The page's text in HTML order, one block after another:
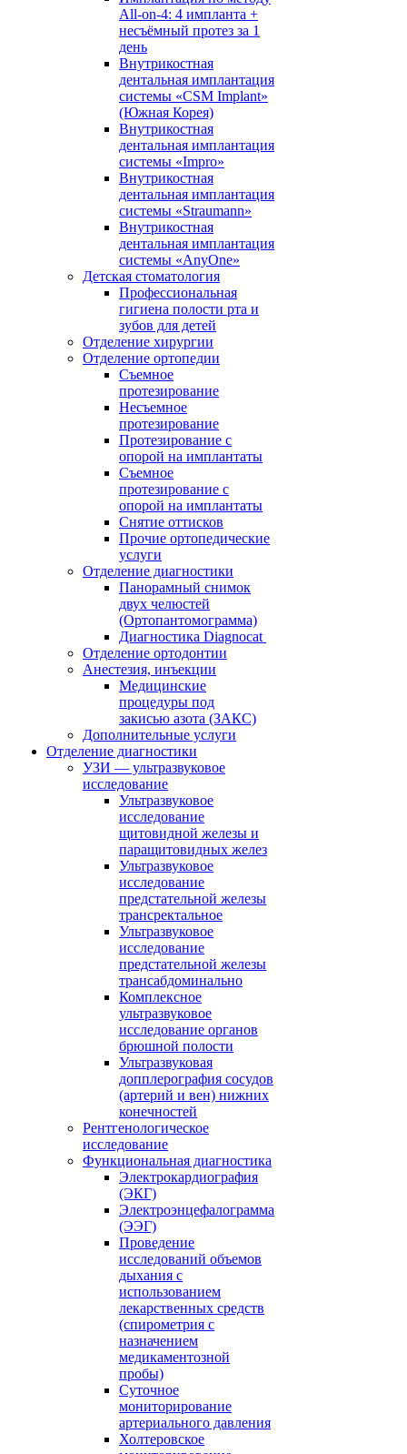
All-on-4: 4 импланта +
несъёмный протез за 1
день
Внутрикостная
дентальная имплантация
системы «CSM Implant»
(Южная Корея)
Внутрикостная
дентальная имплантация
системы «Impro»
Внутрикостная
дентальная имплантация
системы «Straumann»
Внутрикостная
дентальная имплантация
системы «AnyOne»
Детская стоматология
Профессиональная
гигиена полости рта и
зубов для детей
Отделение хирургии
Отделение ортопедии
Съемное
протезирование
Несъемное
протезирование
Протезирование с
опорой на имплантаты
Съемное
протезирование с
опорой на имплантаты
Снятие оттисков
Прочие ортопедические
услуги
Отделение диагностики
Панорамный снимок
двух челюстей
(Ортопантомограмма)
Диагностика Diagnocat
Отделение ортодонтии
Анестезия, инъекции
Медицинские
процедуры под
закисью азота (ЗАКС)
Дополнительные услуги
Отделение диагностики
УЗИ — ультразвуковое
исследование
Ультразвуковое
исследование
щитовидной железы и
паращитовидных желез
Ультразвуковое
исследование
предстательной железы
трансректальное
Ультразвуковое
исследование
предстательной железы
трансабдоминально
Комплексное
ультразвуковое
исследование органов
брюшной полости
Ультразвуковая
допплерография сосудов
(артерий и вен) нижних
конечностей
Рентгенологическое
исследование
Функциональная диагностика
Электрокардиография
(ЭКГ)
Электроэнцефалограмма
(ЭЭГ)
Проведение
исследований объемов
дыхания с
использованием
лекарственных средств
(спирометрия с
назначением
медикаментозной
пробы)
Суточное
мониторирование
артериального давления
Холтеровское